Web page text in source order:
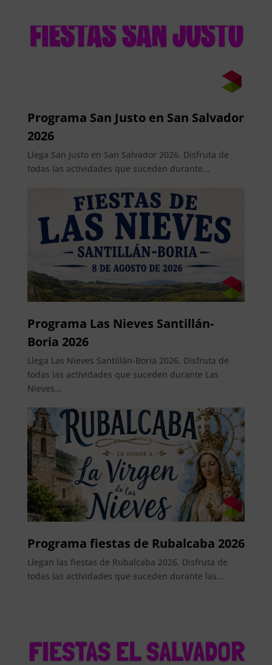
Programa San Justo en San Salvador
2026
Llega San Justo en San Salvador 2026. Disfruta de
todas las actividades que suceden durante...
Programa Las Nieves Santillán-
Boria 2026
Llega Las Nieves Santillán-Boria 2026. Disfruta de
todas las actividades que suceden durante Las
Nieves...
Programa fiestas de Rubalcaba 2026
Llegan las fiestas de Rubalcaba 2026. Disfruta de
todas las actividades que suceden durante las...